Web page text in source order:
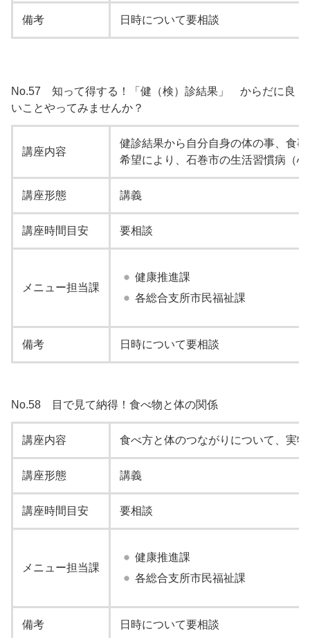
備考 日時について要相談
No.57 知って得する！「健（検）診結果」 からだに良
いことやってみませんか？
講座内容
健診結果から自分自身の体の事、食
希望により、石巻市の生活習慣病（
講座形態 講義
講座時間目安 要相談
メニュー担当課
健康推進課
各総合支所市民福祉課
備考 日時について要相談
No.58 目で見て納得！食べ物と体の関係
講座内容 食べ方と体のつながりについて、実
講座形態 講義
講座時間目安 要相談
メニュー担当課
健康推進課
各総合支所市民福祉課
備考 日時について要相談